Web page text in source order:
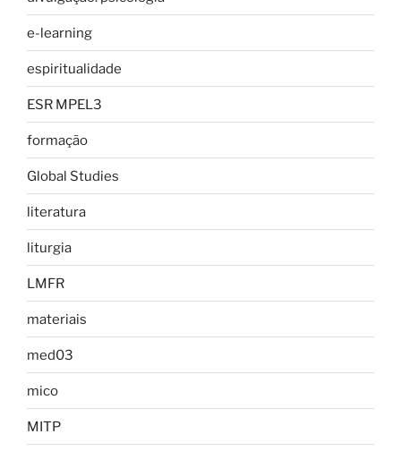
e-learning
espiritualidade
ESR MPEL3
formação
Global Studies
literatura
liturgia
LMFR
materiais
med03
mico
MITP